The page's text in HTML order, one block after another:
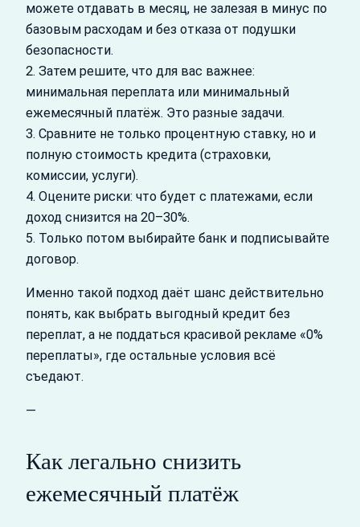
можете отдавать в месяц, не залезая в минус по
базовым расходам и без отказа от подушки
безопасности.
2. Затем решите, что для вас важнее:
минимальная переплата или минимальный
ежемесячный платёж. Это разные задачи.
3. Сравните не только процентную ставку, но и
полную стоимость кредита (страховки,
комиссии, услуги).
4. Оцените риски: что будет с платежами, если
доход снизится на 20–30%.
5. Только потом выбирайте банк и подписывайте
договор.
Именно такой подход даёт шанс действительно
понять, как выбрать выгодный кредит без
переплат, а не поддаться красивой рекламе «0%
переплаты», где остальные условия всё
съедают.
—
Как легально снизить
ежемесячный платёж